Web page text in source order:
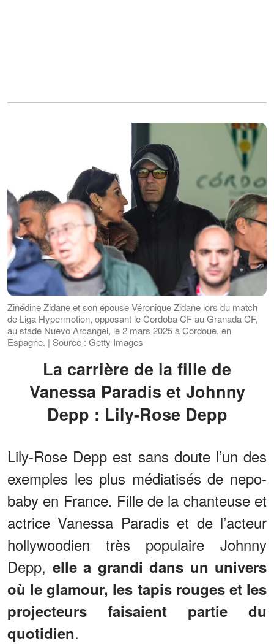
Zinédine Zidane et son épouse Véronique Zidane lors du match
de Liga Hypermotion, opposant le Cordoba CF au Granada CF,
au stade Nuevo Arcangel, le 2 mars 2025 à Cordoue, en
Espagne. | Source : Getty Images
La carrière de la fille de
Vanessa Paradis et Johnny
Depp : Lily-Rose Depp
Lily-Rose Depp est sans doute l’un des
exemples les plus médiatisés de nepo-
baby en France. Fille de la chanteuse et
actrice Vanessa Paradis et de l’acteur
hollywoodien très populaire Johnny
Depp, elle a grandi dans un univers
où le glamour, les tapis rouges et les
projecteurs faisaient partie du
quotidien.